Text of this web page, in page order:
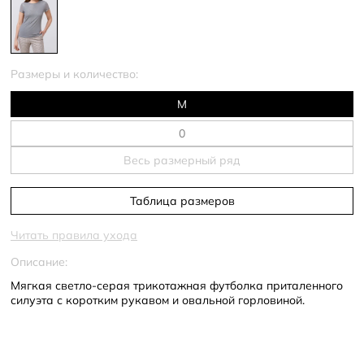
Размеры и количество:
M
Весь размерный ряд
Таблица размеров
Читать правила ухода
Описание:
Мягкая светло-серая трикотажная футболка приталенного
силуэта с коротким рукавом и овальной горловиной.